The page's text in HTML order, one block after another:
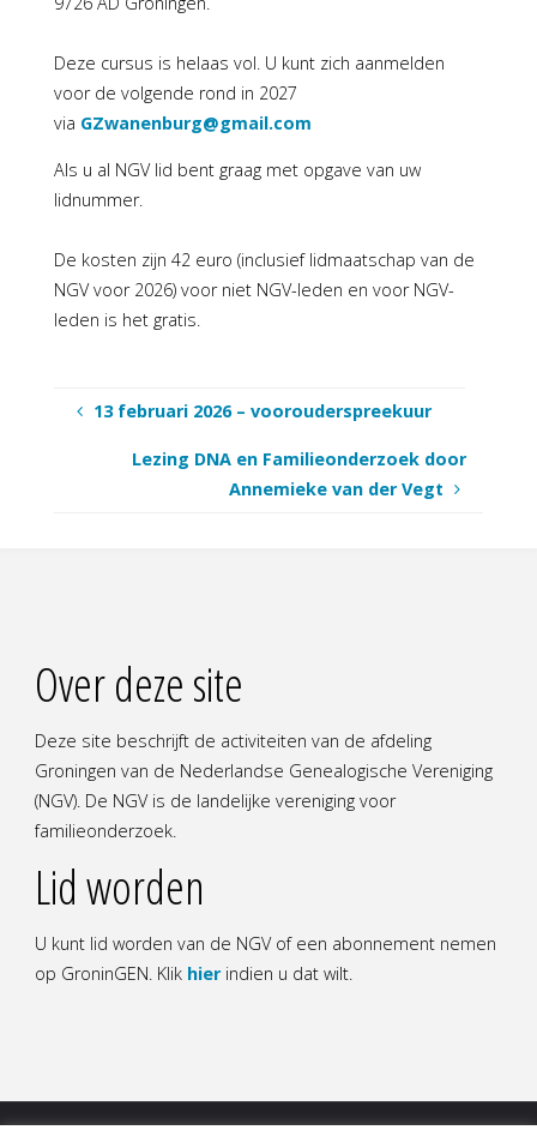
Deze cursus is helaas vol. U kunt zich aanmelden
voor de volgende rond in 2027
via GZwanenburg@gmail.com
Als u al NGV lid bent graag met opgave van uw
lidnummer.
De kosten zijn 42 euro (inclusief lidmaatschap van de
NGV voor 2026) voor niet NGV-leden en voor NGV-
leden is het gratis.
13 februari 2026 – voorouderspreekuur
Lezing DNA en Familieonderzoek door
Annemieke van der Vegt
Over deze site
Deze site beschrijft de activiteiten van de afdeling
Groningen van de Nederlandse Genealogische Vereniging
(NGV). De NGV is de landelijke vereniging voor
familieonderzoek.
Lid worden
U kunt lid worden van de NGV of een abonnement nemen
op GroninGEN. Klik hierindien u dat wilt.